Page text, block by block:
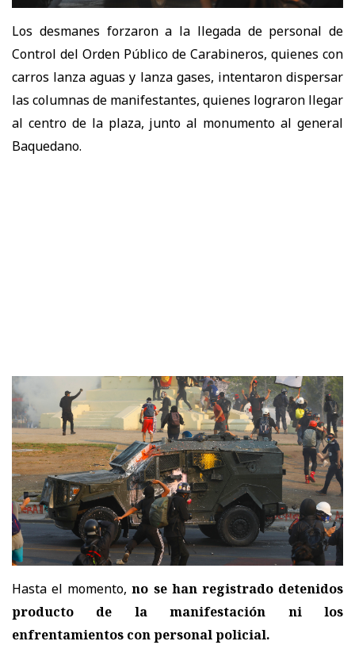
Los desmanes forzaron a la llegada de personal de
Control del Orden Público de Carabineros, quienes con
carros lanza aguas y lanza gases, intentaron dispersar
las columnas de manifestantes, quienes lograron llegar
al centro de la plaza, junto al monumento al general
Baquedano.
Hasta el momento,no se han registrado detenidos
producto de la manifestación ni los
enfrentamientos con personal policial.